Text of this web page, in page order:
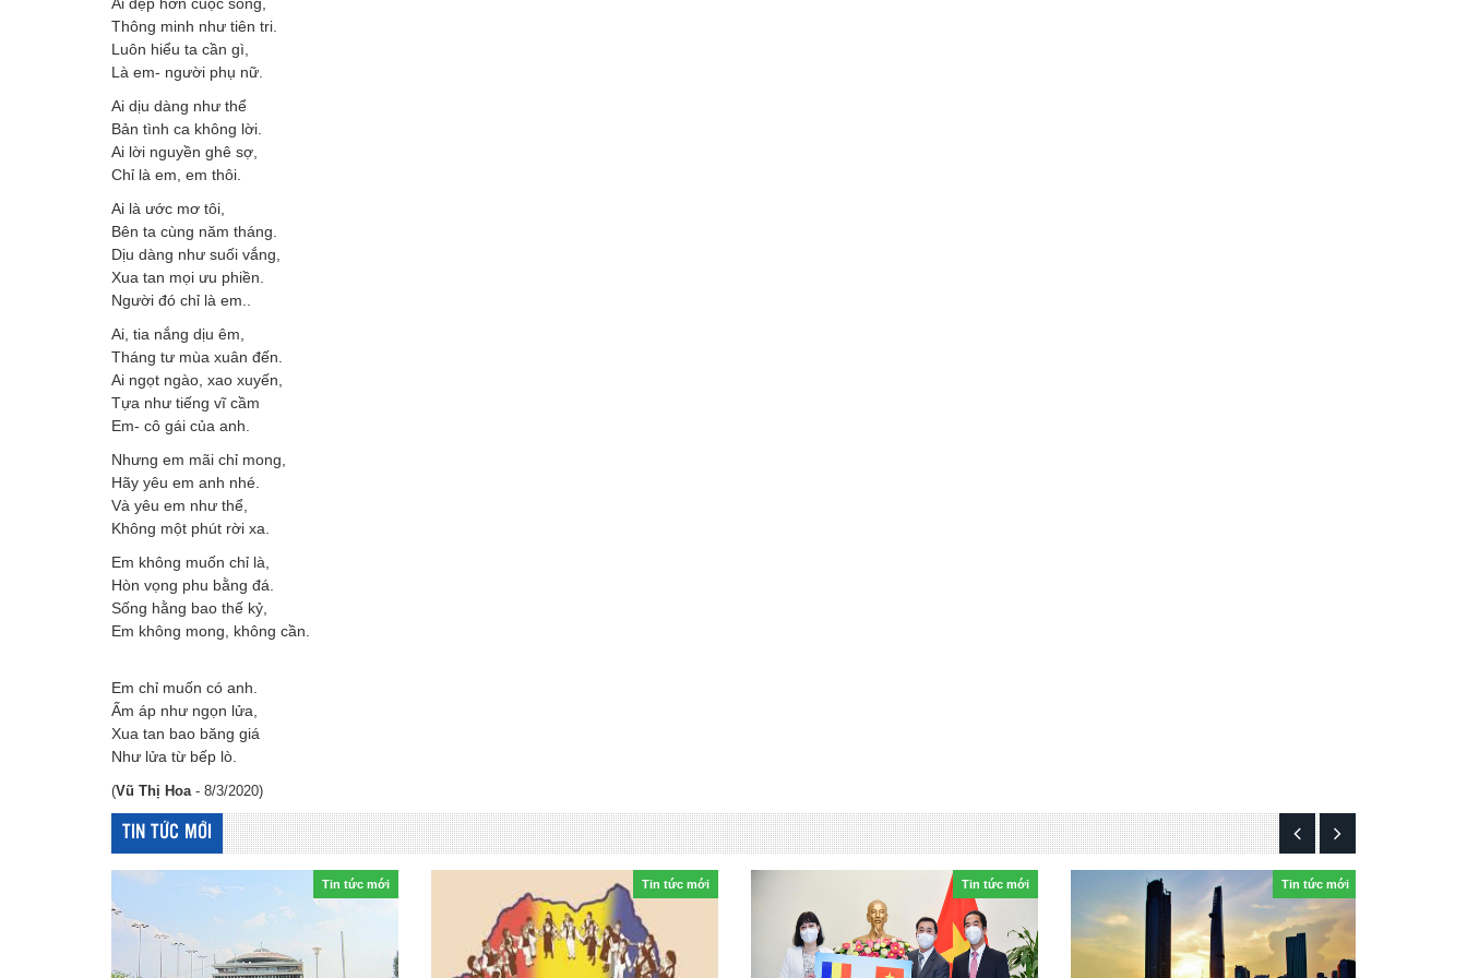
Thông minh như tiên tri.
Luôn hiểu ta cần gì,
Là em- người phụ nữ.
Ai dịu dàng như thể
Bản tình ca không lời.
Ai lời nguyền ghê sợ,
Chỉ là em, em thôi.
Ai là ước mơ tôi,
Bên ta cùng năm tháng.
Dịu dàng như suối vắng,
Xua tan mọi ưu phiền.
Người đó chỉ là em..
Ai, tia nắng dịu êm,
Tháng tư mùa xuân đến.
Ai ngọt ngào, xao xuyến,
Tựa như tiếng vĩ cầm
Em- cô gái của anh.
Nhưng em mãi chỉ mong,
Hãy yêu em anh nhé.
Và yêu em như thể,
Không một phút rời xa.
Em không muốn chỉ là,
Hòn vọng phu bằng đá.
Sống hằng bao thế kỷ,
Em không mong, không cần.
Em chỉ muốn có anh.
Ấm áp như ngọn lửa,
Xua tan bao băng giá
Như lửa từ bếp lò.
(Vũ Thị Hoa - 8/3/2020)
TIN TỨC MỚI
Tin tức mới Tin tức mới Tin tức mới Tin tức mới